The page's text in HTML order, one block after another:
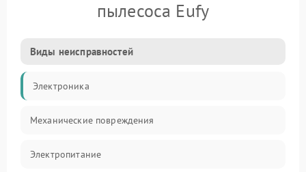
пылесоса Eufy
Виды неисправностей
Электроника
Механические повреждения
Электропитание